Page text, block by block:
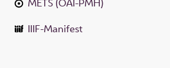
METS (OAI-PMH)
IIIF-Manifest